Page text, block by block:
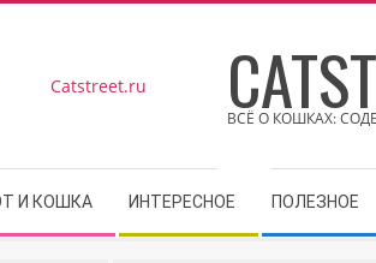
ВСЁ О КОШКАХ:
И КОШКА ИНТЕРЕСНОЕ ПОЛЕЗНОЕ